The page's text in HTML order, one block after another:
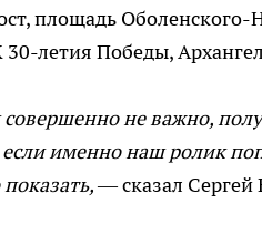
площадь
летия Победы,
не важно,
именно наш ролик
показать,— сказал Сергей